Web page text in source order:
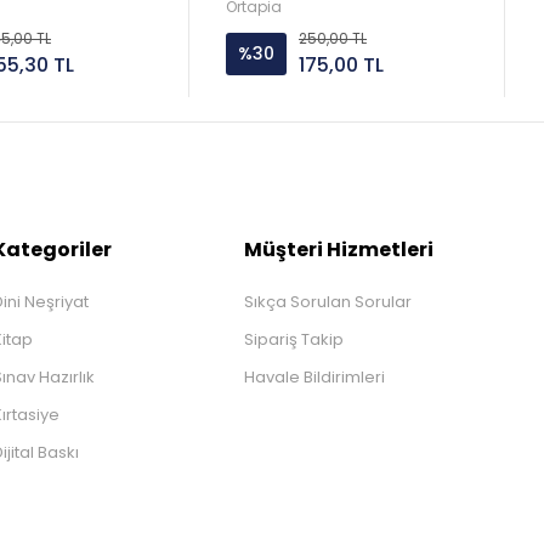
TL
TL
Ortapia
%30
250,00 TL
175,00 TL
Neşriyat
Hazırlık
Baskı
Müşteri Hizmetleri
Sıkça Sorulan Sorular
Sipariş Takip
Havale Bildirimleri